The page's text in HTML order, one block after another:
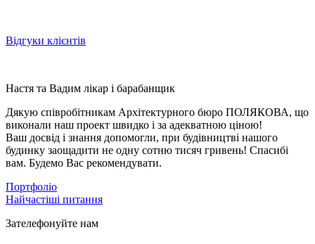
Відгуки клієнтів
Настя та Вадим лікар і барабанщик
Дякую співробітникам Архітектурного бюро ПОЛЯКОВА, що
виконали наш проект швидко і за адекватною ціною!
Ваш досвід і знання допомогли, при будівництві нашого
будинку заощадити не одну сотню тисяч гривень! Спасибі
вам. Будемо Вас рекомендувати.
Портфоліо
Найчастіші питання
Зателефонуйте нам